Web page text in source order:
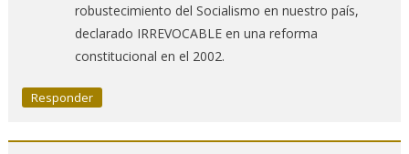
robustecimiento del Socialismo en nuestro país,
declarado IRREVOCABLE en una reforma
constitucional en el 2002.
Responder